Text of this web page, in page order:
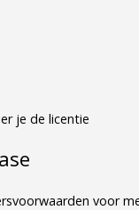
je de licentie
voor